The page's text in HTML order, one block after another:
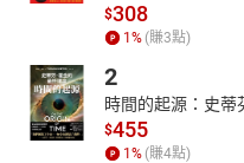
EP.4 我心尊主為大
EP.5 以聖潔和正直服事上帝
EP.6 耶穌誕生在馬槽的地方
EP.7 卑微牧羊人最先得到耶穌
EP.8 看見年幼的耶穌連先知也
EP.9 上帝的恩寵與耶穌同在
$308
1 % (賺3點)
2
時間的起源：史蒂
$455
1 % (賺4點)